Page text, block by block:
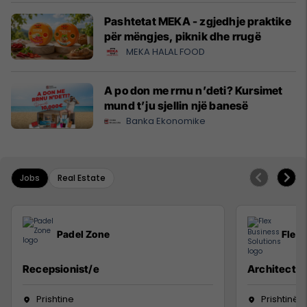
Pashtetat MEKA - zgjedhje praktike
për mëngjes, piknik dhe rrugë
MEKA HALAL FOOD
A po don me rrnu n’deti? Kursimet
mund t’ju sjellin një banesë
Banka Ekonomike
Jobs Real Estate
Padel Zone
Recepsionist/e
Prishtine
Flex
Architect
Prishtinë